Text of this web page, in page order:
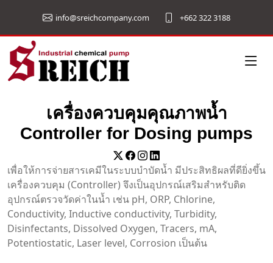
info@sreichcompany.com +662 322 3188
เครื่องควบคุมคุณภาพน้ำ
Controller for Dosing pumps
เพื่อให้การจ่ายสารเคมีในระบบบำบัดน้ำ มีประสิทธิผลที่ดียิ่งขึ้น
เครื่องควบคุม (Controller) จึงเป็นอุปกรณ์เสริมสำหรับติด
อุปกรณ์ตรวจวัดค่าในน้ำ เช่น pH, ORP, Chlorine,
Conductivity, Inductive conductivity, Turbidity,
Disinfectants, Dissolved Oxygen, Tracers, mA,
Potentiostatic, Laser level, Corrosion เป็นต้น